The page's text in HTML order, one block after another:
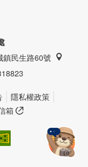
鎮民生路60號
隱私權政策
箱